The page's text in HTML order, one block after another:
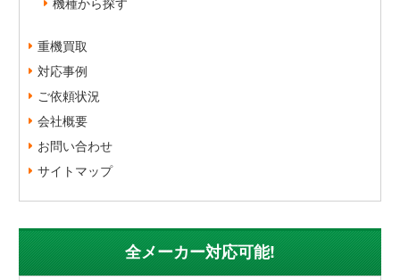
重機買取
対応事例
ご依頼状況
会社概要
お問い合わせ
サイトマップ
全メーカー対応可能!